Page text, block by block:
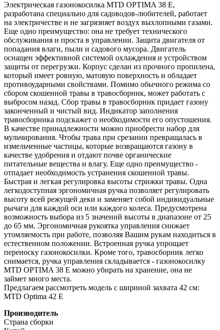
Электрическая газонокосилка MTD OPTIMA 38 E,
разработана специально для садоводов-любителей, работает
на электричестве и не загрязняет воздух выхлопными газами.
Еще одно преимущество: она не требует технического
обслуживания и проста в управлении. Защита двигателя от
попадания влаги, пыли и садового мусора. Двигатель
оснащен эффективной системой охлаждения и устройством
защиты от перегрузки. Корпус сделан из прочного пропилена,
который имеет ровную, матовую поверхность и обладает
противоударными свойствами. Помимо обычного режима со
сбором скошенной травы в травосборник, может работать с
выбросом назад. Сбор травы в травосборник придает газону
законченный и чистый вид. Индикатор заполнения
травосборника подскажет о необходимости его опустошения.
В качестве принадлежности можно приобрести набор для
мульчирования. Чтобы трава при срезании превращалась в
измельченные частицы, которые возвращаются газону в
качестве удобрения и отдают почве органические
питательные вещества и влагу. Еще одно преимущество -
отпадает необходимость устранения скошенной травы.
Быстрая и легкая регулировка высоты стрижки травы. Одна
легкодоступная эргономичная ручка позволяет регулировать
высоту всей режущей деки и заменяет собой индивидуальные
рычаги для каждой оси или каждого колеса. Предусмотрена
возможность выбора из 5 значений высоты в диапазоне от 25
до 65 мм. Эргономичная рукоятка управления снижает
утомляемость при работе, позволяя Вашим рукам находиться в
естественном положении. Встроенная ручка упрощает
переноску газонокосилки. Кроме того, травосборник легко
снимается, ручка управления складывается - газонокосилку
MTD OPTIMA 38 E можно убирать на хранение, она не
займет много места.
Предлагаем рассмотреть модель с шириной захвата 42 см:
MTD Optima 42 E
Производитель
Страна сборки